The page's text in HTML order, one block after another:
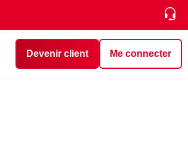
Devenir client Me connecter